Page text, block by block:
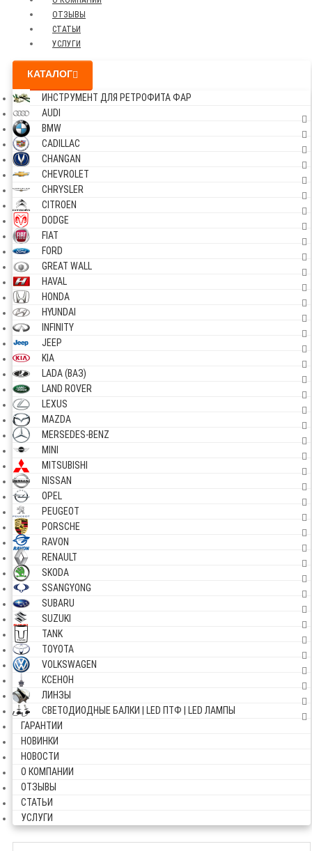
ОТЗЫВЫ
СТАТЬИ
УСЛУГИ
КАТАЛОГ
ИНСТРУМЕНТ ДЛЯ РЕТРОФИТА ФАР
AUDI
BMW
CADILLAC
CHANGAN
CHEVROLET
CHRYSLER
CITROEN
DODGE
FIAT
FORD
GREAT WALL
HAVAL
HONDA
HYUNDAI
INFINITY
JEEP
KIA
LADA (ВАЗ)
LAND ROVER
LEXUS
MAZDA
MERSEDES-BENZ
MINI
MITSUBISHI
NISSAN
OPEL
PEUGEOT
PORSCHE
RAVON
RENAULT
SKODA
SSANGYONG
SUBARU
SUZUKI
TANK
TOYOTA
VOLKSWAGEN
КСЕНОН
ЛИНЗЫ
СВЕТОДИОДНЫЕ БАЛКИ | LED ПТФ | LED ЛАМПЫ
ГАРАНТИИ
НОВИНКИ
НОВОСТИ
О КОМПАНИИ
ОТЗЫВЫ
СТАТЬИ
УСЛУГИ